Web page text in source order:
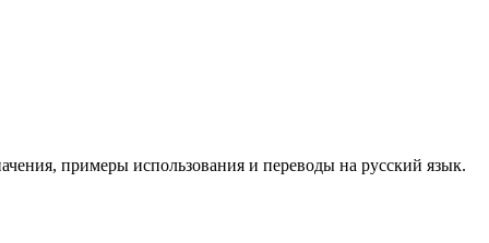
примеры использования и переводы на русский язык.